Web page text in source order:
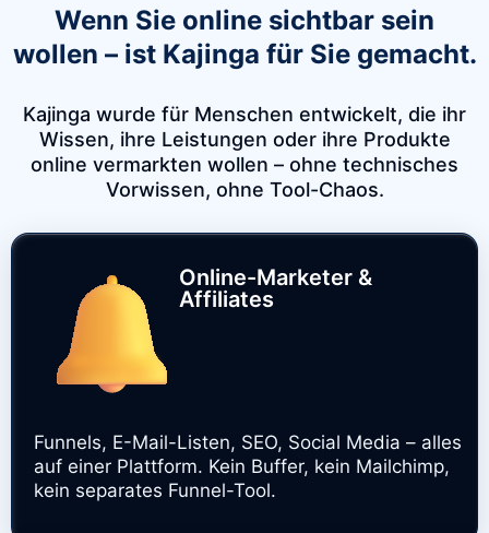
Wenn Sie online sichtbar sein
wollen – ist Kajinga für Sie gemacht.
Kajinga wurde für Menschen entwickelt, die ihr
Wissen, ihre Leistungen oder ihre Produkte
online vermarkten wollen – ohne technisches
Vorwissen, ohne Tool-Chaos.
Online-Marketer &
Affiliates
Funnels, E-Mail-Listen, SEO, Social Media – alles
auf einer Plattform. Kein Buffer, kein Mailchimp,
kein separates Funnel-Tool.